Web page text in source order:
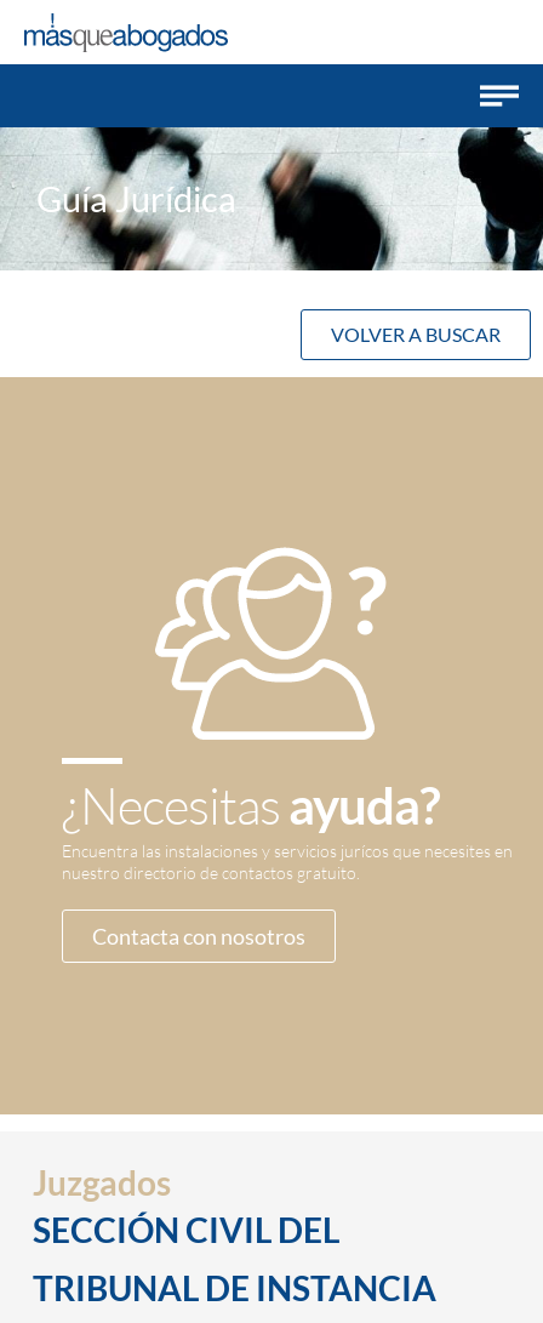
Guía Jurídica
VOLVER A BUSCAR
¿Necesitasayuda?
Encuentra las instalaciones y servicios jurícos que necesites en
nuestro directorio de contactos gratuito.
Contacta con nosotros
Juzgados
SECCIÓN CIVIL DEL
TRIBUNAL DE INSTANCIA